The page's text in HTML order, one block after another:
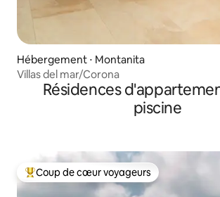
Hébergement ⋅ Montanita
Villas del mar/Corona
Résidences
piscine
Coups de cœur voyageurs les plus
Coup de cœur voyageurs